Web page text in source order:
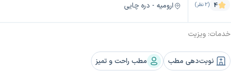
4 (2 نظر)
ارومیه - دره چایی
خدمات: ویزیت
مطب راحت و تمیز نوبت‌دهی مطب